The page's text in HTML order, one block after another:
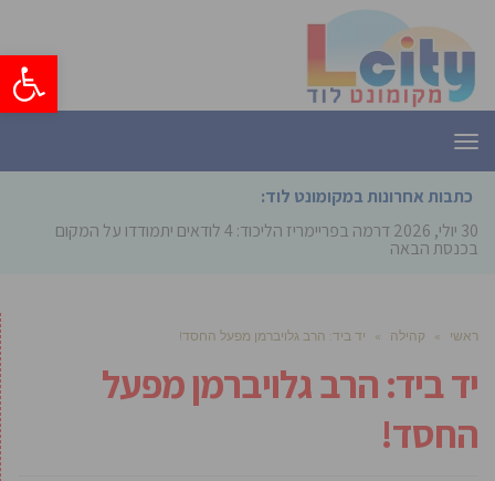
פתח
תפריט
כתבות אחרונות במקומונט לוד:
30 יולי, 2026
דרמה בפריימריז הליכוד: 4 לודאים יתמודדו על המקום
בכנסת הבאה
ראשי » קהילה » יד ביד: הרב גלויברמן מפעל החסד!
יד ביד: הרב גלויברמן מפעל
החסד!